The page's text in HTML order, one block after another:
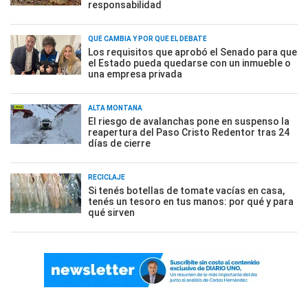
responsabilidad
QUÉ CAMBIA Y POR QUÉ EL DEBATE
Los requisitos que aprobó el Senado para que
el Estado pueda quedarse con un inmueble o
una empresa privada
ALTA MONTAÑA
El riesgo de avalanchas pone en suspenso la
reapertura del Paso Cristo Redentor tras 24
días de cierre
RECICLAJE
Si tenés botellas de tomate vacías en casa,
tenés un tesoro en tus manos: por qué y para
qué sirven